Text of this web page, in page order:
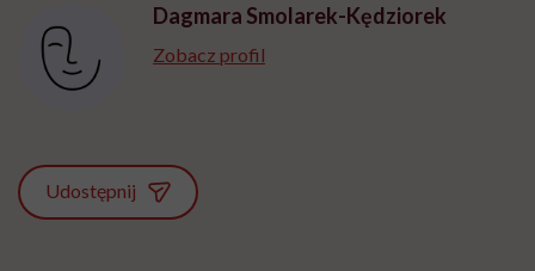
Dagmara Smolarek-Kędziorek
Zobacz profil
Udostępnij